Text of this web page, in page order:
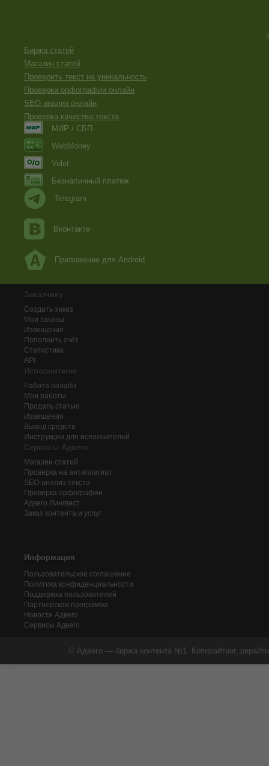
Биржа статей
Магазин статей
Проверить текст на уникальность
Проверка орфографии онлайн
SEO анализ онлайн
Проверка качества текста
МИР / СБП
WebMoney
Volet
Безналичный платеж
Telegram
Вконтакте
Приложение для Android
Заказчику
Создать заказ
Мои заказы
Извещения
Пополнить счёт
Статистика
API
Исполнителю
Работа онлайн
Мои работы
Продать статью
Извещения
Вывод средств
Инструкции для исполнителей
Сервисы Адвего
Магазин статей
Проверка на антиплагиат
SEO-анализ текста
Проверка орфографии
Адвего Лингвист
Заказ контента и услуг
Информация
Пользовательское соглашение
Политика конфиденциальности
Поддержка пользователей
Партнерская программа
Новости Адвего
Сервисы Адвего
© Адвего — биржа контента №1. Копирайтинг,